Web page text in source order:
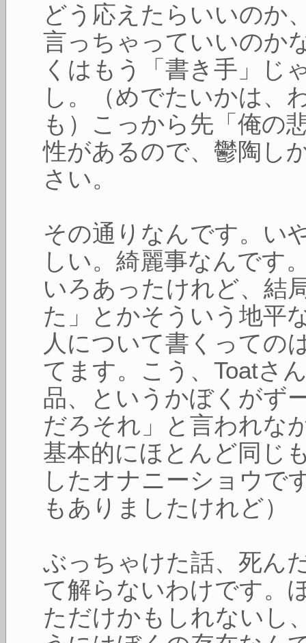
どう応えたらいいのか
言っちゃっていいのか
くはもう「書き手」じ
し。（めでたいかは、
も）こっから先「俺の
性があるので、鬱陶し
さい。
その通りなんです。い
しい。綺麗事なんです
いろあったけれど、結
た」とかそういう地平
人について書くっての
てます。こう、Toatさ
品、というかぼくがず
だろそれ」と言われな
基本的にほとんど同じ
したオナニーショウで
もありましたけれど）
ぶっちゃけた話、死ん
て解らないわけです。
ただけかもしれないし